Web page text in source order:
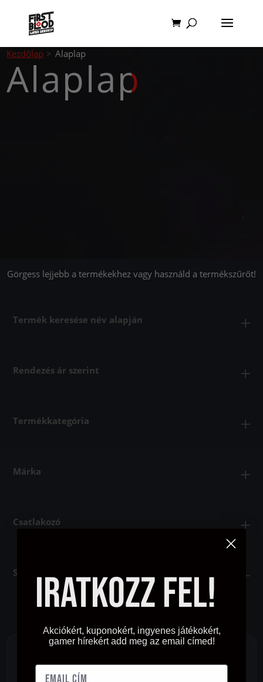
Kezdőlap > Alaplap
Alaplap
Görgess lejjebb a termékekhez vagy használd a termékszűrőt!
Termék keresése név alapján
Rendezés ár szerint
Termékkategória
Márka
Csatlakozó
Szín
No products were found matching your
Iratkozz fel!
Akciókért, kuponokért, ingyenes játékokért,
gamer hírekért add meg az email címed!